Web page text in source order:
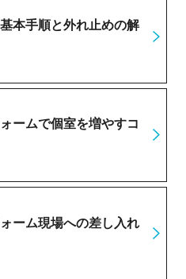
本手順と外れ止めの解
ームで個室を増やすコ
ーム現場への差し入れ